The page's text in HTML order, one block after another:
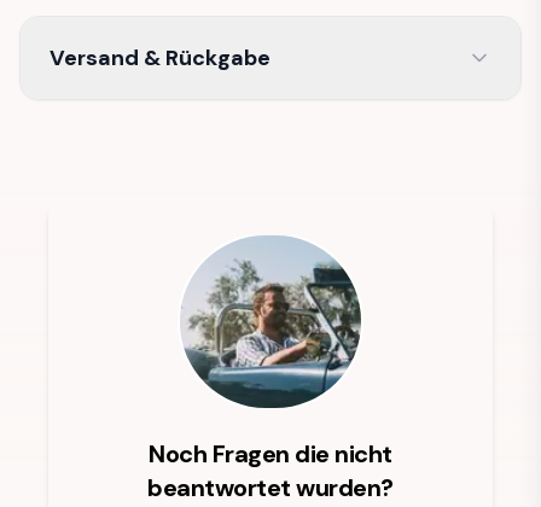
Versand & Rückgabe
Noch Fragen die nicht
beantwortet wurden?